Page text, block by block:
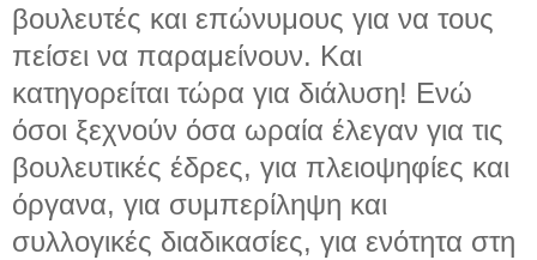
βουλευτές και επώνυμους για να τους
πείσει να παραμείνουν. Και
κατηγορείται τώρα για διάλυση! Ενώ
όσοι ξεχνούν όσα ωραία έλεγαν για τις
βουλευτικές έδρες, για πλειοψηφίες και
όργανα, για συμπερίληψη και
συλλογικές διαδικασίες, για ενότητα στη